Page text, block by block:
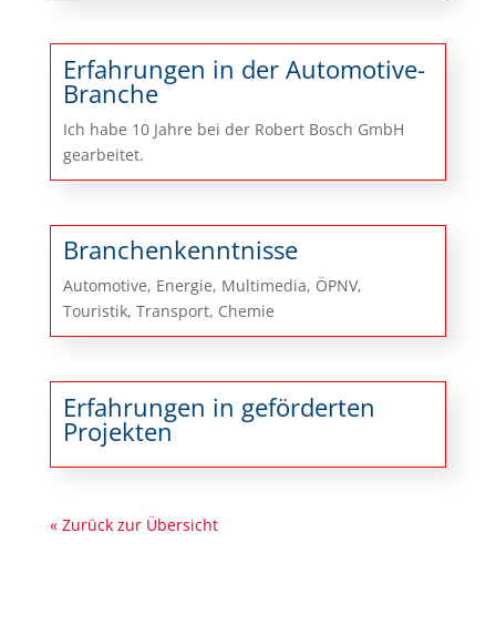
Erfahrungen in der Automotive-
Branche
Ich habe 10 Jahre bei der Robert Bosch GmbH
gearbeitet.
Branchenkenntnisse
Automotive, Energie, Multimedia, ÖPNV,
Touristik, Transport, Chemie
Erfahrungen in geförderten
Projekten
« Zurück zur Übersicht